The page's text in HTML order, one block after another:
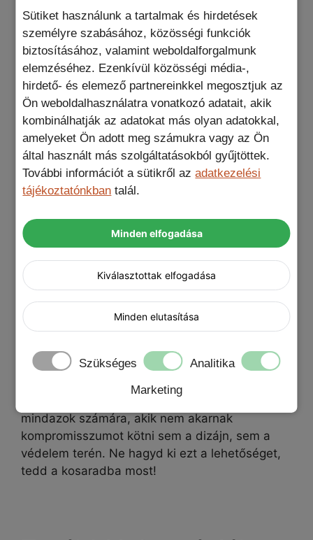
Sütiket használunk a tartalmak és hirdetések
személyre szabásához, közösségi funkciók
biztosításához, valamint weboldalforgalmunk
elemzéséhez. Ezenkívül közösségi média-,
hirdető- és elemező partnereinkkel megosztjuk az
Ön weboldalhasználatra vonatkozó adatait, akik
kombinálhatják az adatokat más olyan adatokkal,
amelyeket Ön adott meg számukra vagy az Ön
által használt más szolgáltatásokból gyűjtöttek.
További információt a sütikről azadatkezelési
tájékoztatónkban talál.
Minden elfogadása
Kiválasztottak elfogadása
Minden elutasítása
Szükséges
Analitika
Marketing
csipetnyi luxust visz a mindennapokba. A
finom részletek és a precíz kialakítás
nemcsak széppé, hanem kényelmes
fogásúvá is teszik ezt a tokot. Minden
szeglet, minden illeszkedés pontosan
passzol a készülék borításához.
Megbízható védelem:Az élet tele van
meglepetésekkel, és bár sokuk kellemes,
néhányuk kevésbé az. De a MagSafe
ecobőr narancs telefontok termékkel nem
miatt. A prémium minőségű anyagok és a
gondos kialakítás garantálják, hogy a
telefonod készen áll minden kihívásra,
legyen az egy esetleges leejtés vagy egy
apró karcolás.
Egy tok, ami minden igényt kielégít: stílusos,
funkcionális és környezetbarát. A MagSafe
ecobőr iPhone telefontok a tökéletes választás
mindazok számára, akik nem akarnak
kompromisszumot kötni sem a dizájn, sem a
védelem terén. Ne hagyd ki ezt a lehetőséget,
tedd a kosaradba most!